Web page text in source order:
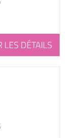
LES DÉTAILS